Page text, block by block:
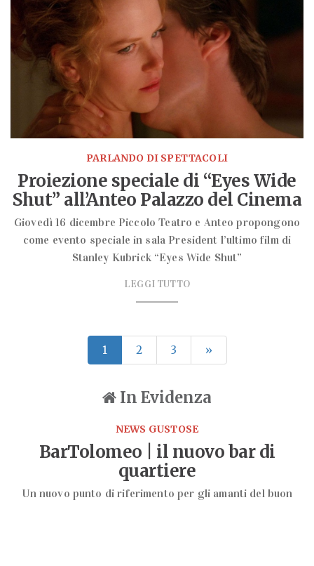
PARLANDO DI SPETTACOLI
Proiezione speciale di “Eyes Wide
Shut” all’Anteo Palazzo del Cinema
Giovedì 16 dicembre Piccolo Teatro e Anteo propongono
come evento speciale in sala President l’ultimo film di
Stanley Kubrick “Eyes Wide Shut”
LEGGI TUTTO
1 2 3 »
In Evidenza
NEWS GUSTOSE
BarTolomeo | il nuovo bar di
quartiere
Un nuovo punto di riferimento per gli amanti del buon